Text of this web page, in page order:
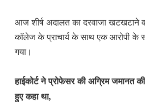
आज शीर्ष अदालत का दरवाजा खटखटाने
कॉलेज के प्राचार्य के साथ एक आरोपी के
गया।
हाईकोर्ट ने प्रोफेसर की अग्रिम जमानत
हुए कहा था,